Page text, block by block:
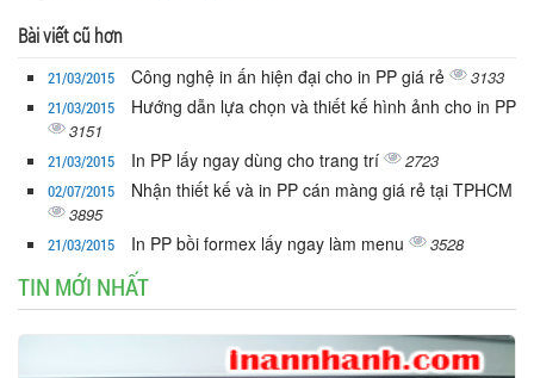
Bài viết cũ hơn
21/03/2015 Công nghệ in ấn hiện đại cho in PP giá rẻ 3133
21/03/2015 Hướng dẫn lựa chọn và thiết kế hình ảnh cho in PP
3151
21/03/2015 In PP lấy ngay dùng cho trang trí 2723
02/07/2015 Nhận thiết kế và in PP cán màng giá rẻ tại TPHCM
3895
21/03/2015 In PP bồi formex lấy ngay làm menu 3528
TIN MỚI NHẤT